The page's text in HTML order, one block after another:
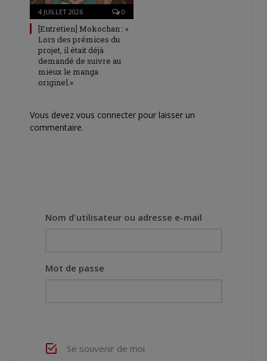
4 JUILLET 2026 0
[Entretien] Mokochan : «
Lors des prémices du
projet, il était déjà
demandé de suivre au
mieux le manga
originel.»
Vous devez vous connecter pour laisser un
commentaire.
Nom d'utilisateur ou adresse e-mail
Mot de passe
Se souvenir de moi